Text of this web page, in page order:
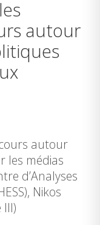
autour
autour
les médias
d’Analyses
Nikos